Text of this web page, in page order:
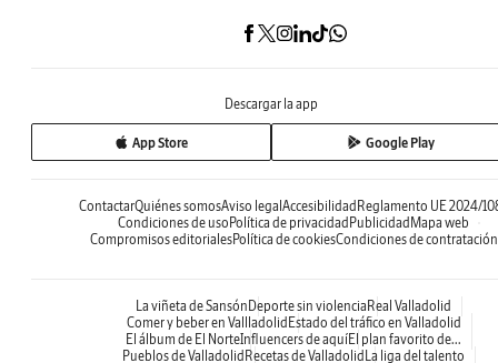
Descargar la app
App Store Google Play
ContactarQuiénes somosAviso legal Accesibilidad Reglamento UE 2024/
Condiciones de uso Política de privacidad Publicidad Mapa web
Compromisos editorialesPolítica de cookiesCondiciones de contratación
La viñeta de Sansón Deporte sin violencia Real Valladolid
Comer y beber en Vallladolid Estado del tráfico en Valladolid
El álbum de El NorteInfluencers de aquíEl plan favorito de...
Pueblos de Valladolid Recetas de Valladolid La liga del talento